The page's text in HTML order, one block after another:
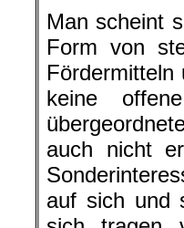
Man scheint
Form von
Fördermitteln
keine
auch nicht
auf sich und